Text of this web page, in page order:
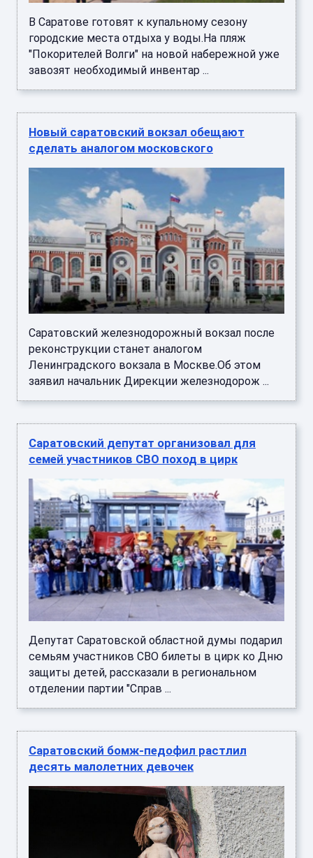
В Саратове готовят к купальному сезону
городские места отдыха у воды.На пляж
"Покорителей Волги" на новой набережной уже
завозят необходимый инвентар ...
Новый саратовский вокзал обещают
сделать аналогом московского
Саратовский железнодорожный вокзал после
реконструкции станет аналогом
Ленинградского вокзала в Москве.Об этом
заявил начальник Дирекции железнодорож ...
Саратовский депутат организовал для
семей участников СВО поход в цирк
Депутат Саратовской областной думы подарил
семьям участников СВО билеты в цирк ко Дню
защиты детей, рассказали в региональном
отделении партии "Справ ...
Саратовский бомж-педофил растлил
десять малолетних девочек